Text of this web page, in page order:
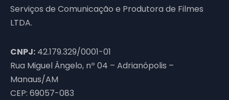
Serviços de Comunicação e Produtora de Filmes
LTDA.
CNPJ: 42.179.329/0001-01
Rua Miguel Ângelo, nº 04 – Adrianópolis –
Manaus/AM
CEP: 69057-083